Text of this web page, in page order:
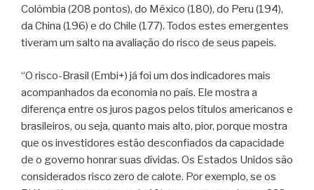
Colômbia (208 pontos), do México (180), do Peru (194),
da China (196) e do Chile (177). Todos estes emergentes
tiveram um salto na avaliação do risco de seus papeis.
“O risco-Brasil (Embi+) já foi um dos indicadores mais
acompanhados da economia no país. Ele mostra a
diferença entre os juros pagos pelos títulos americanos e
brasileiros, ou seja, quanto mais alto, pior, porque mostra
que os investidores estão desconfiados da capacidade
de o governo honrar suas dívidas. Os Estados Unidos são
considerados risco zero de calote. Por exemplo, se os